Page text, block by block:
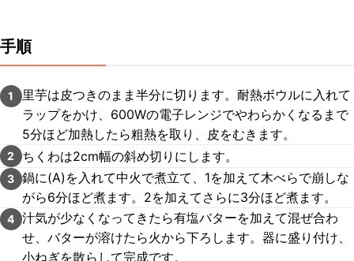
手順
1
里芋は皮つきのまま半分に切ります。耐熱ボウルに入れて
ラップをかけ、600Wの電子レンジでやわらかくなるまで
5分ほど加熱したら粗熱を取り、皮をむきます。
2 ちくわは2cm幅の斜め切りにします。
3 鍋に(A)を入れて中火で煮立て、1を加えて木べらで崩しな
がら6分ほど煮ます。2を加えてさらに3分ほど煮ます。
4 汁気が少なくなってきたら有塩バターを加えて混ぜ合わ
せ、バターが溶けたら火から下ろします。器に盛り付け、
小ねぎを散らして完成です。